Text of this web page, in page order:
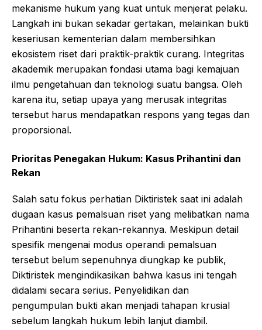
mekanisme hukum yang kuat untuk menjerat pelaku.
Langkah ini bukan sekadar gertakan, melainkan bukti
keseriusan kementerian dalam membersihkan
ekosistem riset dari praktik-praktik curang. Integritas
akademik merupakan fondasi utama bagi kemajuan
ilmu pengetahuan dan teknologi suatu bangsa. Oleh
karena itu, setiap upaya yang merusak integritas
tersebut harus mendapatkan respons yang tegas dan
proporsional.
Prioritas Penegakan Hukum: Kasus Prihantini dan
Rekan
Salah satu fokus perhatian Diktiristek saat ini adalah
dugaan kasus pemalsuan riset yang melibatkan nama
Prihantini beserta rekan-rekannya. Meskipun detail
spesifik mengenai modus operandi pemalsuan
tersebut belum sepenuhnya diungkap ke publik,
Diktiristek mengindikasikan bahwa kasus ini tengah
didalami secara serius. Penyelidikan dan
pengumpulan bukti akan menjadi tahapan krusial
sebelum langkah hukum lebih lanjut diambil.